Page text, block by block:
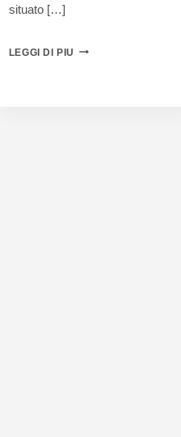
situato […]
LEGGI DI PIU